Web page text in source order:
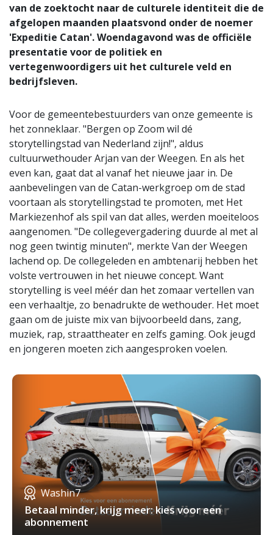
van de zoektocht naar de culturele identiteit die de
afgelopen maanden plaatsvond onder de noemer
'Expeditie Catan'. Woendagavond was de officiële
presentatie voor de politiek en
vertegenwoordigers uit het culturele veld en
bedrijfsleven.
Voor de gemeentebestuurders van onze gemeente is
het zonneklaar. "Bergen op Zoom wil dé
storytellingstad van Nederland zijn!", aldus
cultuurwethouder Arjan van der Weegen. En als het
even kan, gaat dat al vanaf het nieuwe jaar in. De
aanbevelingen van de Catan-werkgroep om de stad
voortaan als storytellingstad te promoten, met Het
Markiezenhof als spil van dat alles, werden moeiteloos
aangenomen. "De collegevergadering duurde al met al
nog geen twintig minuten", merkte Van der Weegen
lachend op. De collegeleden en ambtenarij hebben het
volste vertrouwen in het nieuwe concept. Want
storytelling is veel méér dan het zomaar vertellen van
een verhaaltje, zo benadrukte de wethouder. Het moet
gaan om de juiste mix van bijvoorbeeld dans, zang,
muziek, rap, straattheater en zelfs gaming. Ook jeugd
en jongeren moeten zich aangesproken voelen.
Washin7
Betaal minder, krijg meer: kies voor een
abonnement